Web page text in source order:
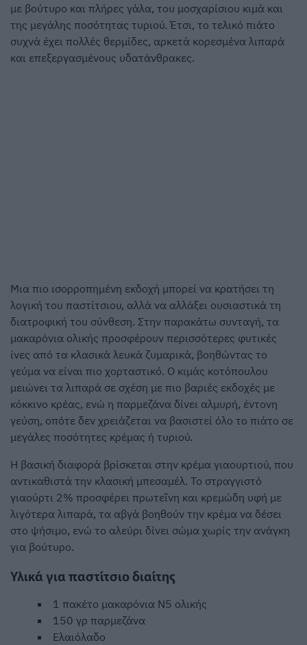
με βούτυρο και πλήρες γάλα, του μοσχαρίσιου κιμά και
της μεγάλης ποσότητας τυριού. Έτσι, το τελικό πιάτο
συχνά έχει πολλές θερμίδες, αρκετά κορεσμένα λιπαρά
και επεξεργασμένους υδατάνθρακες.
Μια πιο ισορροπημένη εκδοχή μπορεί να κρατήσει τη
λογική του παστίτσιου, αλλά να αλλάξει ουσιαστικά τη
διατροφική του σύνθεση. Στην παρακάτω συνταγή, τα
μακαρόνια ολικής προσφέρουν περισσότερες φυτικές
ίνες από τα κλασικά λευκά ζυμαρικά, βοηθώντας το
γεύμα να είναι πιο χορταστικό. Ο κιμάς κοτόπουλου
μειώνει τα λιπαρά σε σχέση με πιο βαριές εκδοχές με
κόκκινο κρέας, ενώ η παρμεζάνα δίνει αλμυρή, έντονη
γεύση, οπότε δεν χρειάζεται να βασιστεί όλο το πιάτο σε
μεγάλες ποσότητες κρέμας ή τυριού.
Η βασική διαφορά βρίσκεται στην κρέμα γιαουρτιού, που
αντικαθιστά την κλασική μπεσαμέλ. Το στραγγιστό
γιαούρτι 2% προσφέρει πρωτεΐνη και κρεμώδη υφή με
λιγότερα λιπαρά, τα αβγά βοηθούν την κρέμα να δέσει
στο ψήσιμο, ενώ το αλεύρι δίνει σώμα χωρίς την ανάγκη
για βούτυρο.
Υλικά για παστίτσιο διαίτης
1 πακέτο μακαρόνια Ν5 ολικής
150 γρ παρμεζάνα
Ελαιόλαδο